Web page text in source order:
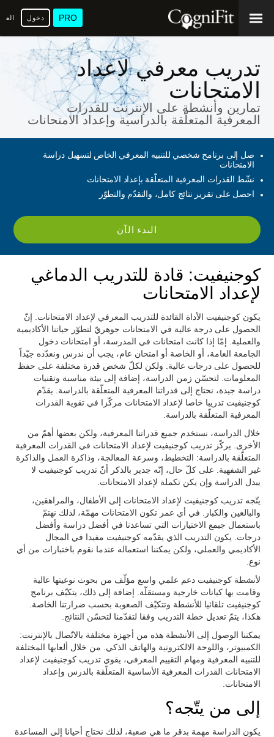
PRO دخول
تدريب معرفي لاعداد
الامتحانات
تمارين وأنشطة على الإنترنت للقدرات
المعرفية المتعلّقة بالدراسية وإعداد الامتحانات
صل إلى برنامح شخصي للتنبيه المعرفي الخاص لتسهيل دراسة
الامتحانات
نشّط القدرات المعرفية المتعلّقة بإعداد الامتحانات
احصل على تقرير نتائج كامل، والتقدّم والتطوّر
البدء الآن
كوجنيفيت: قادة للتدريب الدماغي
لإعداد الامتحانات
يكون كوجنيفيت الأداة القائدة للتدريب المعرفي لإعداد الامتحانات. إنّ
الحصول على درجة عالية في الامتحانات جوهريّ لتطوّر حياتنا الأكاديمية
والعملية. إمّا إذا كانت امتحانات في المدرسة، أو امتحانات دخول
الجامعة العامة، أو الخاصة أو امتحان عام، يجب أن ندرس ونعدّده جيّداً
للحصول على درجات عالية. ولكن لكلّ شخص قدرة مختلفة على حفظ
المعلومات. لتحسّن زمن الدراسة، إضافة إلى بيئة مناسبة وتقنيات
دراسة جيدة، نحتاج إلى قدراتنا المعرفية المتعلّقة بالدراسة. يقدّم
كوجنيفيت تدريبا خاصا لإعداد الامتحانات مركّزا في تقوية القدرات
المعرفية المتعلّقة بالدراسة.
خلال الدراسة، نستخدم جميع قدراتنا المعرفية، ولكن بعضها أهمّ من
الأخرى. يركّز تدريب كوجنيفيت لإعداد الامتحانات في القدرات المعرفية
المتعلّقة بالدراسة: التخطيط، وسرعة المعالجة، وذاكرة العمل والذاكرة
غير الشفهية. على كلّ حال، إنّه جدير بالذكر أنّ تدريب كوجنيفيت لا
يبدل الدراسة وإن يكن تكملة لإعداد الامتحانات.
يتّجه تدريب كوجنيفيت لإعداد الامتحانات إلى الأطفال، والمراهقين،
والبالغين والكبار. في أي عمر تكون الامتحانات مهمّة، لذلك نهتمّ
باستعمال جيمع الاختيارات التي تساعدنا في أفضل دراسة وأفضل
درجات. يكون التدريب الذي يقدّمه كوجنيفيت مفيدا في المجال
الأكاديمي والعملي، ولكن يمكننا استعماله عندما نقوم باختبارات من أي
نوع.
لأنشطة كوجنيفيت دعم علمي واسع مؤلّف من بحوث نوعيتها عالية
وقامت بها كيانات خارجية ومستقلّة. إضافة إلى ذلك، يتكيّف برنامج
كوجنيفيت تلقائيا للأنشطة وتتكيّف الصعوبة بحسب ضرارتنا الخاصة.
هكذا، يتمّ تعديل خطة التدريب وفقا لتقدّمنا لتحسّن النتائج.
يمكننا الوصول إلى الأنشطة هذه من أجهزة مختلفة بالاتّصال بالإنترنت:
الكمبيوتر، واللوحة الالكترونية والهاتف الذكي. من خلال ألعابها المختلفة
للتنبيه المعرفية ومهام التقييم المعرفي، يقوي تدريب كوجنيفيت لإعداد
الامتحانات القدرات المعرفية الأساسية المتعلّقة بالدرس وإعداد
الامتحانات.
إلى من يتّجه؟
يكون الدراسة مهمة بدقر ما هي صعبة، لذلك نحتاج أحيانا إلى المساعدة